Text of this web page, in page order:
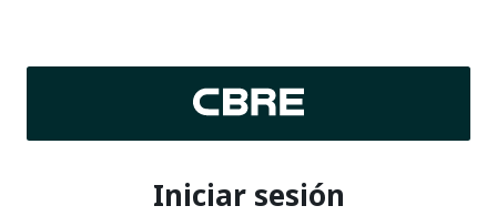
Iniciar sesión